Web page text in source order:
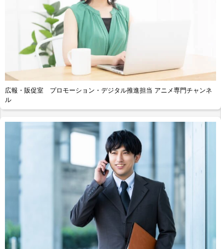
広報・販促室 プロモーション・デジタル推進担当 アニメ専門チャンネ
ル